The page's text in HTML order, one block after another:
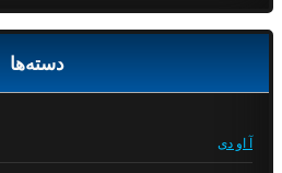
دسته‌ها
آ او دی